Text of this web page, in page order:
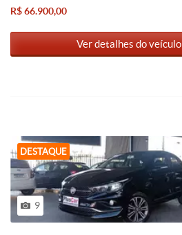
R$ 66.900,00
Ver detalhes do veículo
DESTAQUE
9